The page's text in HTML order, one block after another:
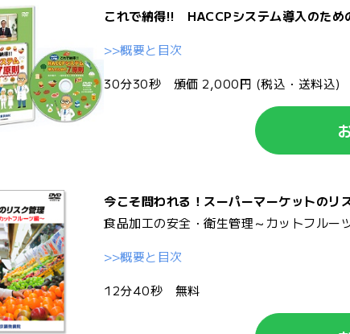
これで納得!! HACCPシステム導入のため
>>概要と目次
30分30秒 頒価 2,000円 (税込・送料込)
今こそ問われる！スーパーマーケットのリ
食品加工の安全・衛生管理～カットフルー
>>概要と目次
12分40秒 無料